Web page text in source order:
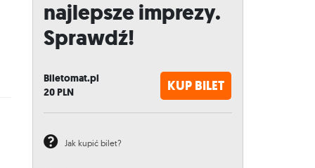
najlepsze imprezy.
Sprawdź!
Biletomat.pl
20PLN KUP BILET
Jak kupić bilet?